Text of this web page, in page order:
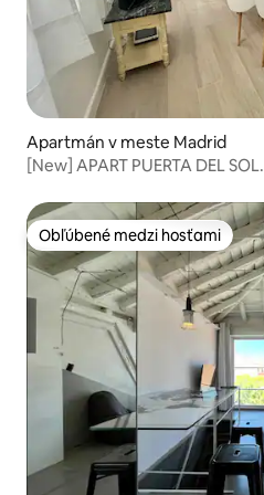
Apartmán v meste Madrid
[New] APART PUERTA DEL SOL.
Obľúbené medzi hosťami
Obľúbené medzi hosťami